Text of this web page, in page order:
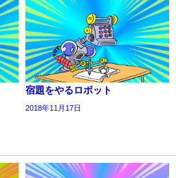
宿題をやるロボット
2018年11月17日